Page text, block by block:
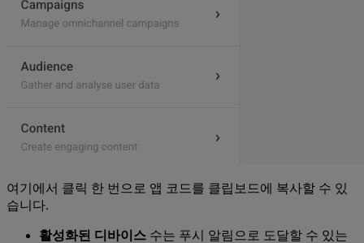
여기에서 클릭 한 번으로 앱 코드를 클립보드에 복사할 수 있
습니다.
활성화된 디바이스 수는 푸시 알림으로 도달할 수 있는